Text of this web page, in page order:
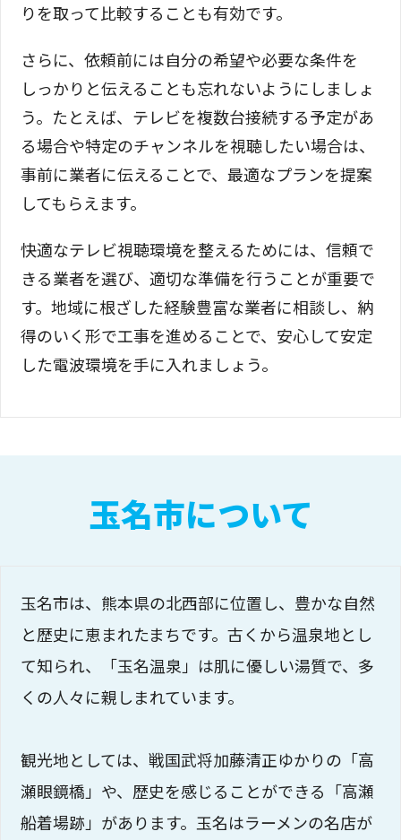
りを取って比較することも有効です。
さらに、依頼前には自分の希望や必要な条件を
しっかりと伝えることも忘れないようにしましょ
う。たとえば、テレビを複数台接続する予定があ
る場合や特定のチャンネルを視聴したい場合は、
事前に業者に伝えることで、最適なプランを提案
してもらえます。
快適なテレビ視聴環境を整えるためには、信頼で
きる業者を選び、適切な準備を行うことが重要で
す。地域に根ざした経験豊富な業者に相談し、納
得のいく形で工事を進めることで、安心して安定
した電波環境を手に入れましょう。
玉名市について
玉名市は、熊本県の北西部に位置し、豊かな自然
と歴史に恵まれたまちです。古くから温泉地とし
て知られ、「玉名温泉」は肌に優しい湯質で、多
くの人々に親しまれています。
観光地としては、戦国武将加藤清正ゆかりの「高
瀬眼鏡橋」や、歴史を感じることができる「高瀬
船着場跡」があります。玉名はラーメンの名店が